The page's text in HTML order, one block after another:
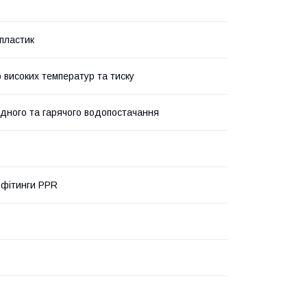
високих температур та тиску
та гарячого водопостачання
PPR